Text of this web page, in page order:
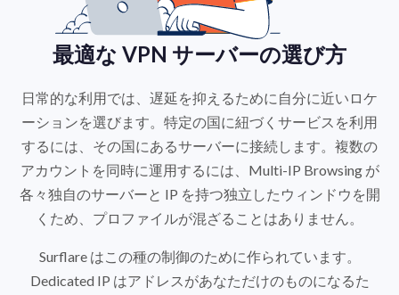
最適な VPN サーバーの選び方
日常的な利用では、遅延を抑えるために自分に近いロケ
ーションを選びます。特定の国に紐づくサービスを利用
するには、その国にあるサーバーに接続します。複数の
アカウントを同時に運用するには、Multi-IP Browsing が
各々独自のサーバーと IP を持つ独立したウィンドウを開
くため、プロファイルが混ざることはありません。
Surflare はこの種の制御のために作られています。
Dedicated IP はアドレスがあなただけのものになるた